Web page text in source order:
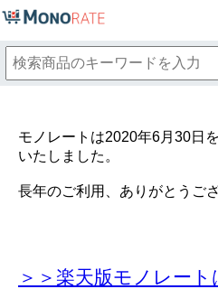
モノレートは2020年6月30日
いたしました。
長年のご利用、ありがとうご
＞＞楽天版モノレー